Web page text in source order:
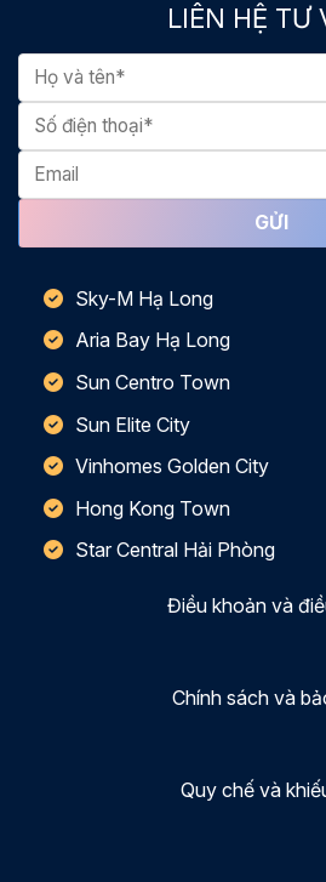
LIÊN HỆ TƯ
Sky-M Hạ Long
Aria Bay Hạ Long
Sun Centro Town
Sun Elite City
Vinhomes Golden City
Hong Kong Town
Star Central Hải Phòng
Điều khoản và
Chính sách và
Quy chế và